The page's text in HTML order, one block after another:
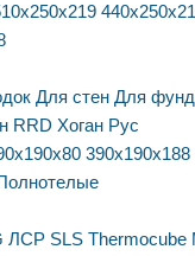
Для стен Для
RRD Хоган Рус
390х190х188
ЛСР SLS Thermocube